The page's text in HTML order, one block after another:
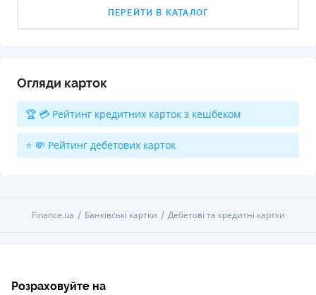
ПЕРЕЙТИ В КАТАЛОГ
Огляди карток
🏆 💳 Рейтинг кредитних карток з кешбеком
⭐ 💸 Рейтинг дебетових карток
Finance.ua Банківські картки Дебетові та кредитні картки
Розраховуйте на